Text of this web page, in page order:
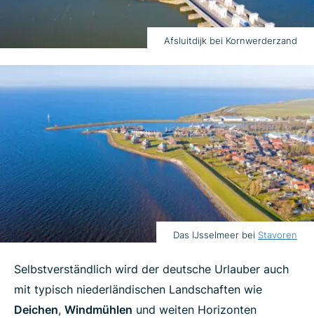
Afsluitdijk bei Kornwerderzand
Das IJsselmeer bei Stavoren
Selbstverständlich wird der deutsche Urlauber auch
mit typisch niederländischen Landschaften wie
Deichen, Windmühlen und weiten Horizonten